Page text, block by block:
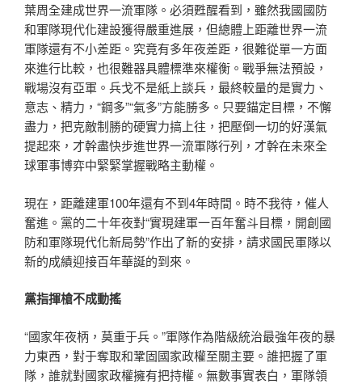
葉周全建成世界一流軍隊。必須甦醒看到，雖然我國國防
和軍隊現代化建設獲得嚴重進展，但總體上距離世界一流
軍隊還有不小差距。究竟有多年夜差距，很難從單一方面
來進行比較，也很難器具體標準來權衡。戰爭無法預設，
戰場沒有亞軍。兵戈不是紙上談兵，最終較量的是實力、
意志、精力，“鋼多”“氣多”方能勝多。只要錨定目標，不懈
盡力，把克敵制勝的硬實力搞上往，把壓倒一切的好漢氣
提起來，才幹盡快步進世界一流軍隊行列，才幹在未來全
球軍事博弈中緊緊掌握戰略主動權。
現在，距離建軍100年還有不到4年時間。時不我待，催人
奮進。黨的二十年夜對“實現建軍一百年奮斗目標，開創國
防和軍隊現代化新局勢”作出了新的安排，請求國民軍隊以
新的成績迎接百年華誕的到來。
黨指揮槍不成動搖
“國家年夜柄，莫重于兵。”軍隊作為階級統治最強年夜的暴
力東西，對于奪取和鞏固國家政權至關主要。誰把握了軍
隊，誰就對國家政權擁有把持權。無數事實表白，軍隊領